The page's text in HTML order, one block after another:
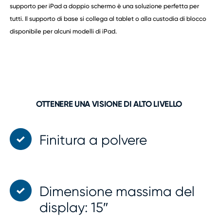
supporto per iPad a doppio schermo è una soluzione perfetta per
tutti. Il supporto di base si collega al tablet o alla custodia di blocco
disponibile per alcuni modelli di iPad.
OTTENERE UNA VISIONE DI ALTO LIVELLO
Finitura a polvere
Dimensione massima del
display: 15″